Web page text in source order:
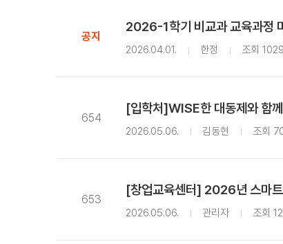
공지
2026-1학기 비교과 교육과정
2026.04.01. 한정 조회
654
[입학처]WISE한 대동제와 함
2026.05.06. 김동현 조회
653
[창업교육센터] 2026년 스마
2026.05.06. 관리자 조회